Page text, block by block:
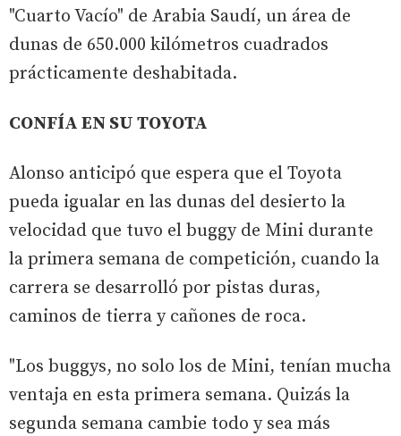
"Cuarto Vacío" de Arabia Saudí, un área de
dunas de 650.000 kilómetros cuadrados
prácticamente deshabitada.
CONFÍA EN SU TOYOTA
Alonso anticipó que espera que el Toyota
pueda igualar en las dunas del desierto la
velocidad que tuvo el buggy de Mini durante
la primera semana de competición, cuando la
carrera se desarrolló por pistas duras,
caminos de tierra y cañones de roca.
"Los buggys, no solo los de Mini, tenían mucha
ventaja en esta primera semana. Quizás la
segunda semana cambie todo y sea más